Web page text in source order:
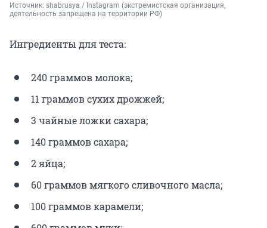
Источник: shabrusya / Instagram (экстремистская организация,
деятельность запрещена на территории РФ)
Ингредиенты для теста:
240 граммов молока;
11 граммов сухих дрожжей;
3 чайные ложки сахара;
140 граммов сахара;
2 яйца;
60 граммов мягкого сливочного масла;
100 граммов карамели;